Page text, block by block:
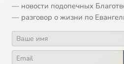
— новости подопечных
— разговор о жизни по